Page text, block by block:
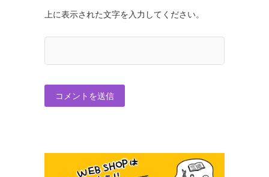
上に表示された文字を入力してください。